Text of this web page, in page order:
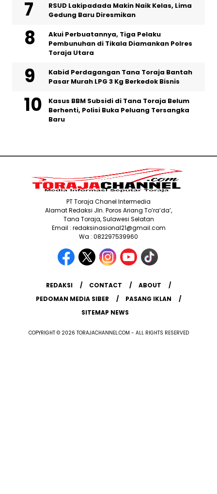
RSUD Lakipadada Makin Naik Kelas, Lima
Gedung Baru Diresmikan
Akui Perbuatannya, Tiga Pelaku
Pembunuhan di Tikala Diamankan Polres
Toraja Utara
Kabid Perdagangan Tana Toraja Bantah
Pasar Murah LPG 3 Kg Berkedok Bisnis
Kasus BBM Subsidi di Tana Toraja Belum
Berhenti, Polisi Buka Peluang Tersangka
Baru
PT Toraja Chanel Intermedia
Alamat Redaksi Jln. Poros Ariang To’ra’da’,
Tana Toraja, Sulawesi Selatan
Email : redaksinasional21@gmail.com
Wa : 082297539960
REDAKSI CONTACT
ABOUT
PEDOMAN MEDIA SIBER
PASANG IKLAN
SITEMAP NEWS
COPYRIGHT © 2026 TORAJACHANNEL.COM - ALL RIGHTS RESERVED